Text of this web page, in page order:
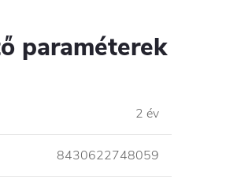
paraméterek
2 év
8430622748059